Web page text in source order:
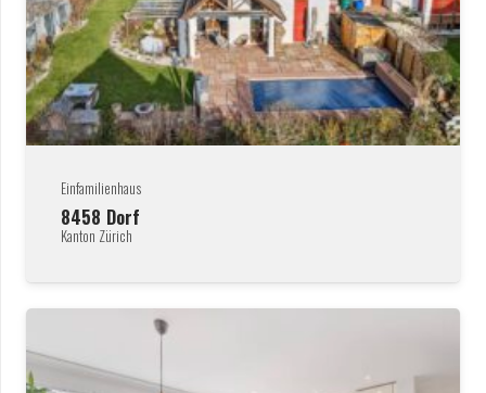
Einfamilienhaus
8458 Dorf
Kanton Zürich